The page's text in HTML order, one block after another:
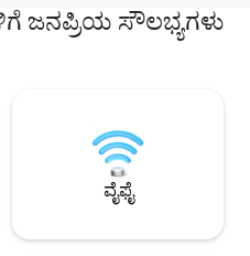
ಜನಪ್ರಿಯ ಸೌಲಭ್ಯಗಳು
ವೈಫೈ